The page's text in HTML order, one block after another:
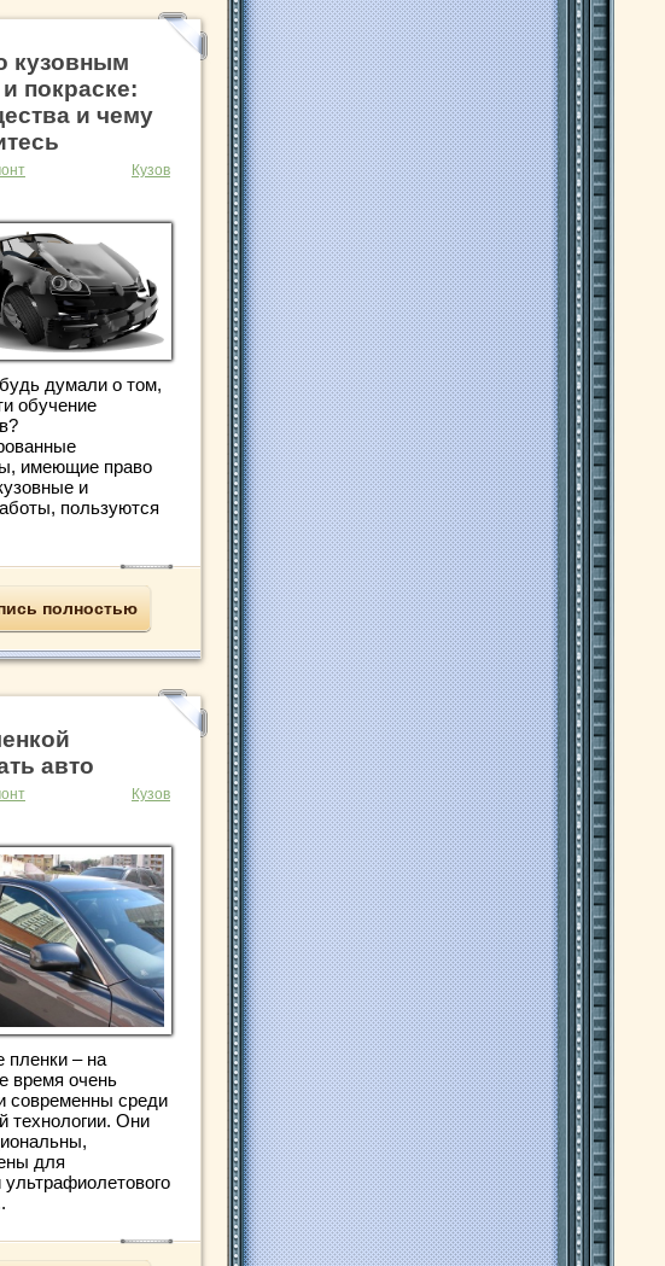
кузовным
покраске:
и чему
Кузов
думали о том,
обучение
имеющие право
и
пользуются
полностью
авто
Кузов
пленки – на
время очень
современны среди
технологии. Они
для